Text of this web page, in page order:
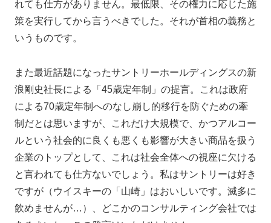
れても仕方がありません。最低限、その権力に応じた施
策を実行してから言うべきでした。それが首相の義務と
いうものです。
また最近話題になったサントリーホールディングスの新
浪剛史社長による「45歳定年制」の提言。これは政府
による70歳定年制へのなし崩し的移行を防ぐための牽
制だとは思いますが、これだけ大規模で、かつアルコー
ルという社会的に良くも悪くも影響が大きい商品を扱う
企業のトップとして、これは社会全体への視座に欠ける
と言われても仕方ないでしょう。私はサントリーは好き
ですが（ウイスキーの「山崎」はおいしいです。滅多に
飲めませんが…）、どこかのコンサルティング会社では